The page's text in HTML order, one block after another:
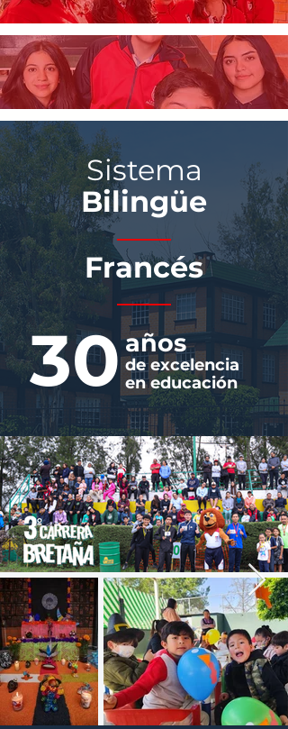
PREPA
Sistema
Bilingüe
Francés
30 años
de excelencia
en educación